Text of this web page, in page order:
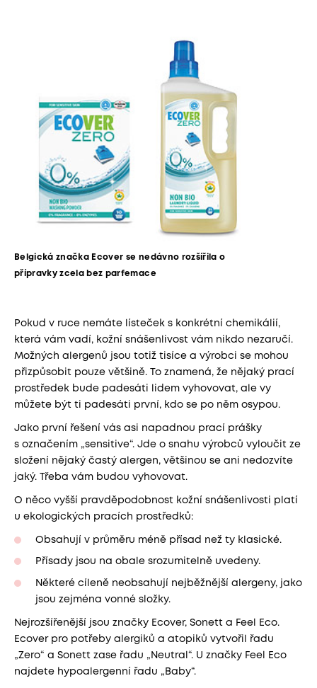
Belgická značka Ecover se nedávno rozšířila o
přípravky zcela bez parfemace
Pokud v ruce nemáte lísteček s konkrétní chemikálií,
která vám vadí, kožní snášenlivost vám nikdo nezaručí.
Možných alergenů jsou totiž tisíce a výrobci se mohou
přizpůsobit pouze většině. To znamená, že nějaký prací
prostředek bude padesáti lidem vyhovovat, ale vy
můžete být ti padesáti první, kdo se po něm osypou.
Jako první řešení vás asi napadnou prací prášky
s označením „sensitive“. Jde o snahu výrobců vyloučit ze
složení nějaký častý alergen, většinou se ani nedozvíte
jaký. Třeba vám budou vyhovovat.
O něco vyšší pravděpodobnost kožní snášenlivosti platí
u ekologických pracích prostředků:
Obsahují v průměru méně přísad než ty klasické.
Přísady jsou na obale srozumitelně uvedeny.
Některé cíleně neobsahují nejběžnější alergeny, jako
jsou zejména vonné složky.
Nejrozšířenější jsou značky Ecover, Sonett a Feel Eco.
Ecover pro potřeby alergiků a atopiků vytvořil řadu
„Zero“ a Sonett zase řadu „Neutral“. U značky Feel Eco
najdete hypoalergenní řadu „Baby“.